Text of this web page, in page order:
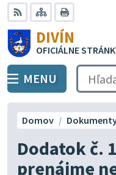
Preskočiť
na
obsah
RSS Mapa
DIVÍN
OFICIÁLNE
PREPNÚŤ
MENU Hľadať:
Dodatok č.
prenájme
Domov